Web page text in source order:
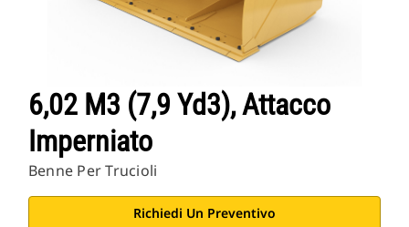
6,02 M3 (7,9 Yd3), Attacco
Imperniato
Benne Per Trucioli
Richiedi Un Preventivo